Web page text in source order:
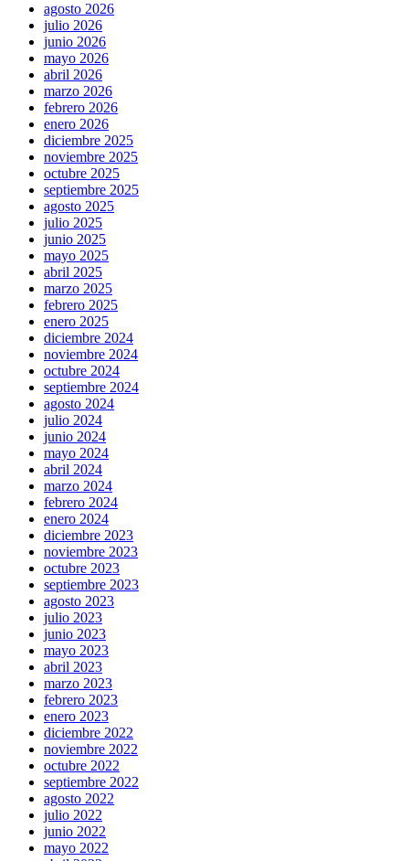
agosto 2026
julio 2026
junio 2026
mayo 2026
abril 2026
marzo 2026
febrero 2026
enero 2026
diciembre 2025
noviembre 2025
octubre 2025
septiembre 2025
agosto 2025
julio 2025
junio 2025
mayo 2025
abril 2025
marzo 2025
febrero 2025
enero 2025
diciembre 2024
noviembre 2024
octubre 2024
septiembre 2024
agosto 2024
julio 2024
junio 2024
mayo 2024
abril 2024
marzo 2024
febrero 2024
enero 2024
diciembre 2023
noviembre 2023
octubre 2023
septiembre 2023
agosto 2023
julio 2023
junio 2023
mayo 2023
abril 2023
marzo 2023
febrero 2023
enero 2023
diciembre 2022
noviembre 2022
octubre 2022
septiembre 2022
agosto 2022
julio 2022
junio 2022
mayo 2022